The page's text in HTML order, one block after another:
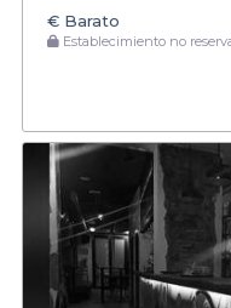
€ Barato
Establecimiento no